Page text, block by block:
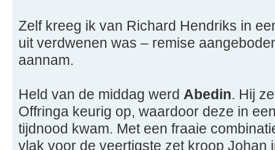
Zelf kreeg ik van Richard Hendriks in
uit verdwenen was – remise
aannam.
Held van de middag werd Abedin. Hij
Offringa keurig op, waardoor deze in
tijdnood kwam. Met een fraaie
vlak voor de veertigste zet kroop Johan